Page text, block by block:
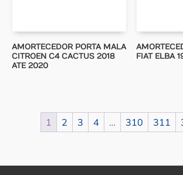
AMORTECEDOR PORTA MALA
CITROEN C4 CACTUS 2018
ATE 2020
FIAT ELBA
1 2 3 4 … 310 311